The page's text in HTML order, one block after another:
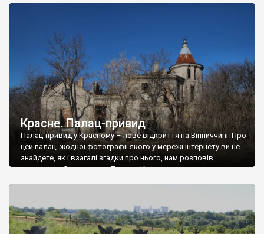
Красне. Палац-привид
Палац-привид у Красному – нове відкриття на Вінниччині. Про
цей палац, жодної фотографії якого у мережі інтернету ви не
знайдете, як і взагалі згадки про нього, нам розповів
мешканець Самгородка. Палац у Красному вразив не лише